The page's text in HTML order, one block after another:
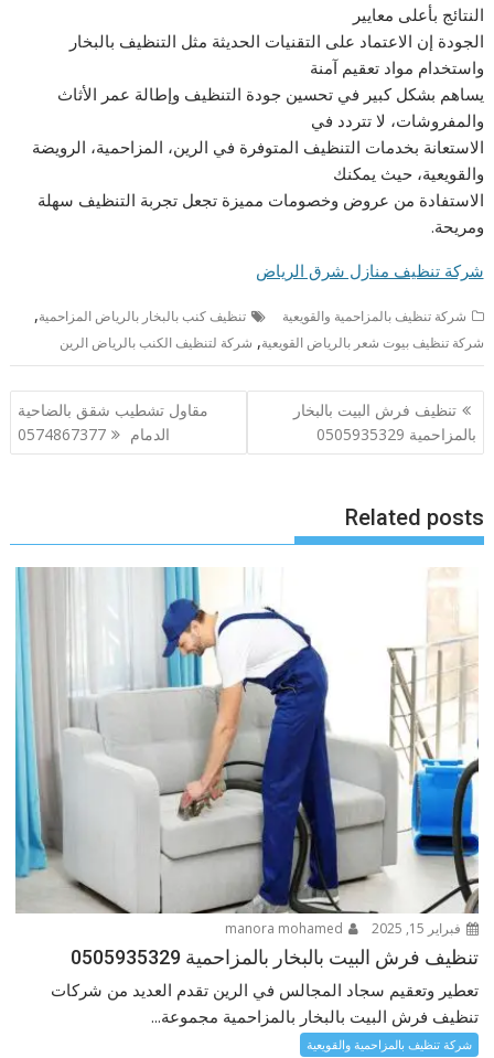
النتائج بأعلى معايير
الجودة إن الاعتماد على التقنيات الحديثة مثل التنظيف بالبخار
واستخدام مواد تعقيم آمنة
يساهم بشكل كبير في تحسين جودة التنظيف وإطالة عمر الأثاث
والمفروشات، لا تتردد في
الاستعانة بخدمات التنظيف المتوفرة في الرين، المزاحمية، الرويضة
والقويعية، حيث يمكنك
الاستفادة من عروض وخصومات مميزة تجعل تجربة التنظيف سهلة
ومريحة.
شركة تنظيف منازل شرق الرياض
شركة تنظيف بالمزاحمية والقويعية تنظيف كنب بالبخار بالرياض المزاحمية,
شركة تنظيف بيوت شعر بالرياض القويعية, شركة لتنظيف الكنب بالرياض الرين
تصفّح
المقالات
تنظيف فرش البيت بالبخار
بالمزاحمية 0505935329
مقاول تشطيب شقق بالضاحية
الدمام 0574867377
Related posts
فبراير 15, 2025
تنظيف فرش البيت بالبخار بالمزاحمية 0505935329
تعطير وتعقيم سجاد المجالس في الرين تقدم العديد من شركات
تنظيف فرش البيت بالبخار بالمزاحمية مجموعة...
شركة تنظيف بالمزاحمية والقويعية